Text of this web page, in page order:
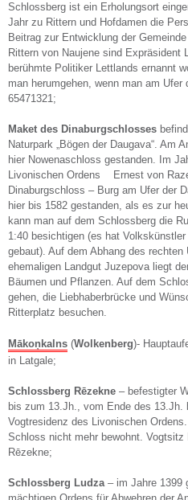
Schlossberg ist ein Erholungsort
Jahr zu Rittern und Hofdamen die
Beitrag zur Entwicklung der
Rittern von Naujene sind
berühmte Politiker Lettlands ernannt
man herumgehen, wenn man am Ufer
65471321;
Maket des Dinaburgschlosses
Naturpark „Bögen der Daugava“. Am
hier Nowenaschloss gestanden. Im
Livonischen Ordens
Ernest von
Dinaburgschloss – Burg am Ufer der
hier bis 1582 gestanden, als es zur
kann man auf dem Schlossberg die
1:40 besichtigen (es hat
gebaut). Auf dem Abhang des
ehemaligen Landgut Juzepova liegt
Bäumen und Pflanzen. Auf dem
gehen, die Liebhaberbrücke und
Ritterplatz besuchen.
Mākoņkalns (Wolkenberg)-
in Latgale;
Schlossberg Rēzekne – befestigter
bis zum 13.Jh., vom Ende des
Vogtresidenz des Livonischen
Schloss nicht mehr bewohnt.
Rēzekne;
Schlossberg Ludza– im Jahre 1399